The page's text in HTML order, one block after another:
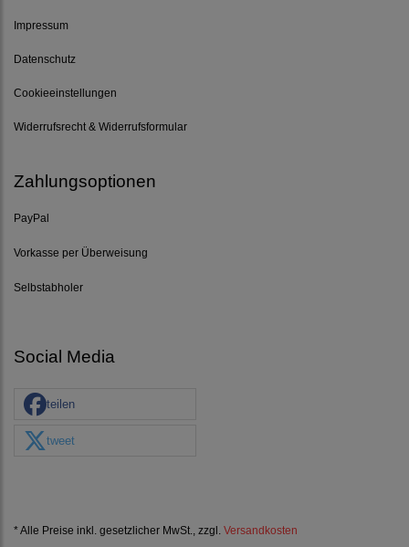
Impressum
Datenschutz
Cookieeinstellungen
Widerrufsrecht & Widerrufsformular
Zahlungsoptionen
PayPal
Vorkasse per Überweisung
Selbstabholer
Social Media
teilen
tweet
* Alle Preise inkl. gesetzlicher MwSt., zzgl. Versandkosten